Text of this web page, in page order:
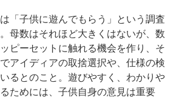
「子供に遊んでもらう」という調査
母数はそれほど大きくはないが、数
ピーセットに触れる機会を作り、そ
アイディアの取捨選択や、仕様の検
るとのこと。遊びやすく、わかりや
ためには、子供自身の意見は重要